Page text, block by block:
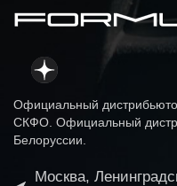
Официальный
СКФО. Официальный
Белоруссии.
Москва,